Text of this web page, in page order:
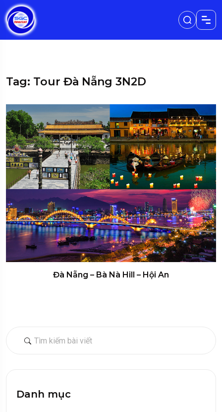
Danh mục
Tag: Tour Đà Nẵng 3N2D
Đà Nẵng – Bà Nà Hill – Hội An